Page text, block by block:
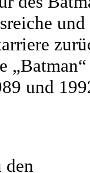
und
und
den